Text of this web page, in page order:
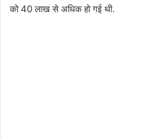
को 40 लाख से अधिक हो गई थी.